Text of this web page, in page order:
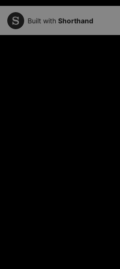
Built with Shorthand